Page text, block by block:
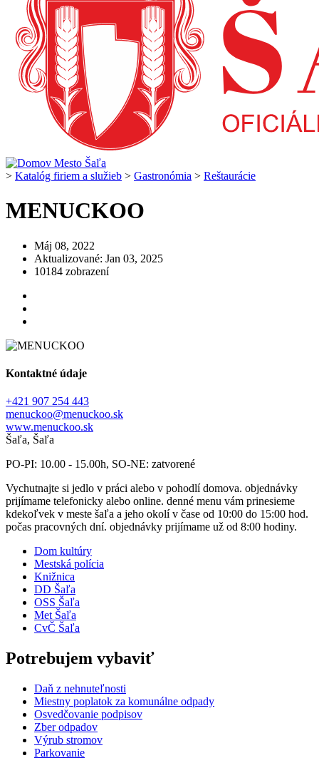
> Katalóg firiem a služieb > Gastronómia > Reštaurácie
MENUCKOO
Máj 08, 2022
Aktualizované: Jan 03, 2025
10184 zobrazení
Kontaktné údaje
+421 907 254 443
menuckoo@menuckoo.sk
www.menuckoo.sk
Šaľa, Šaľa
PO-PI: 10.00 - 15.00h, SO-NE: zatvorené
Vychutnajte si jedlo v práci alebo v pohodlí domova. objednávky
prijímame telefonicky alebo online. denné menu vám prinesieme
kdekoľvek v meste šaľa a jeho okolí v čase od 10:00 do 15:00 hod.
počas pracovných dní. objednávky prijímame už od 8:00 hodiny.
Dom kultúry
Mestská polícia
Knižnica
DD Šaľa
OSS Šaľa
Met Šaľa
CvČ Šaľa
Potrebujem vybaviť
Daň z nehnuteľnosti
Miestny poplatok za komunálne odpady
Osvedčovanie podpisov
Zber odpadov
Výrub stromov
Parkovanie